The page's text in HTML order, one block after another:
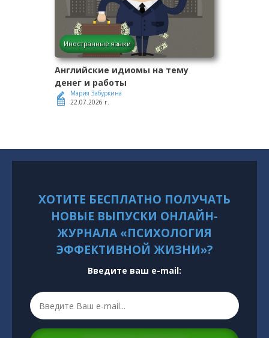
Иностранные языки
Английские идиомы на тему
денег и работы
Мария Забуркина
22.07.2026 г.
ХОТИТЕ БЕСПЛАТНО ПОЛУЧАТЬ
НОВЫЕ ВЫПУСКИ ОНЛАЙН-
ЖУРНАЛА «ПСИХОЛОГИЯ
ЭФФЕКТИВНОЙ ЖИЗНИ»?
Введите ваш e-mail: